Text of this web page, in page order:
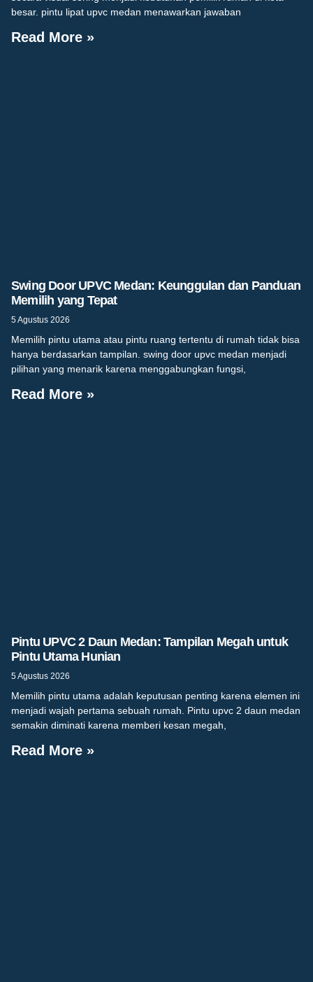
besar. pintu lipat upvc medan menawarkan jawaban
Read More »
Swing Door UPVC Medan: Keunggulan dan Panduan
Memilih yang Tepat
5 Agustus 2026
Memilih pintu utama atau pintu ruang tertentu di rumah tidak bisa
hanya berdasarkan tampilan. swing door upvc medan menjadi
pilihan yang menarik karena menggabungkan fungsi,
Read More »
Pintu UPVC 2 Daun Medan: Tampilan Megah untuk
Pintu Utama Hunian
5 Agustus 2026
Memilih pintu utama adalah keputusan penting karena elemen ini
menjadi wajah pertama sebuah rumah. Pintu upvc 2 daun medan
semakin diminati karena memberi kesan megah,
Read More »